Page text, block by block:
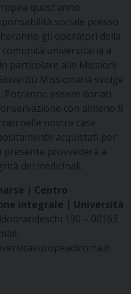
quest’anno
sociale presso
gli operatori della
universitaria a
particolare alle Missioni
Missionaria svolge
Potranno essere donati
con almeno 8
nelle nostre case
acquistati per
presente provvederà a
dei medicinali.
| Centro
integrale | Università
190 – 00163